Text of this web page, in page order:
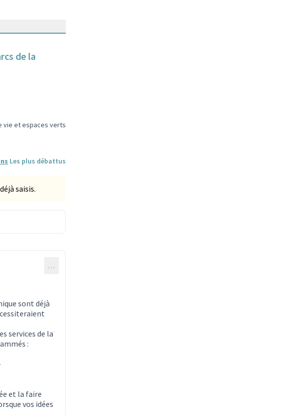
de la
de la catégorie : Cadre de vie et espaces verts
vie et espaces verts
Les plus débattus
saisis.
…
sont déjà
services de la
:
et la faire
vos idées